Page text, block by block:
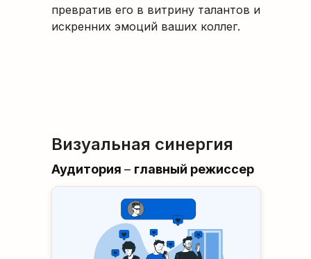
превратив его в витрину талантов и
искренних эмоций ваших коллег.
Визуальная синергия
Аудитория – главный режиссер